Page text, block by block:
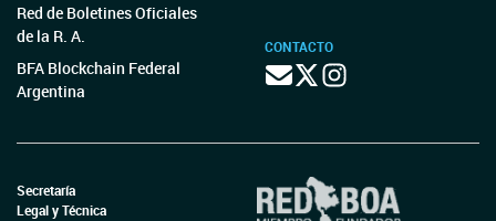
Red de Boletines Oficiales
de la R. A.
BFA Blockchain Federal
Argentina
CONTACTO
Secretaría
Legal y Técnica